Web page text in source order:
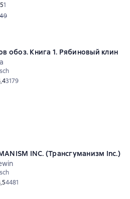
рейтинг 5 на основе 1 оценок
51
обоз. Книга 1. Рябиновый клин
рейтинг 4,4 на основе 3179 оценок
3179
INC. (Трансгуманизм Inc.)
рейтинг 4,5 на основе 4481 оценок
4481